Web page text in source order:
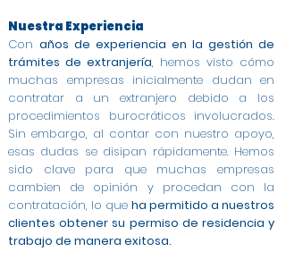
Nuestra Experiencia
Con años de experiencia en la gestión de
trámites de extranjería, hemos visto cómo
muchas empresas inicialmente dudan en
contratar a un extranjero debido a los
procedimientos burocráticos involucrados.
Sin embargo, al contar con nuestro apoyo,
esas dudas se disipan rápidamente. Hemos
sido clave para que muchas empresas
cambien de opinión y procedan con la
contratación, lo que ha permitido a nuestros
clientes obtener su permiso de residencia y
trabajo de manera exitosa.